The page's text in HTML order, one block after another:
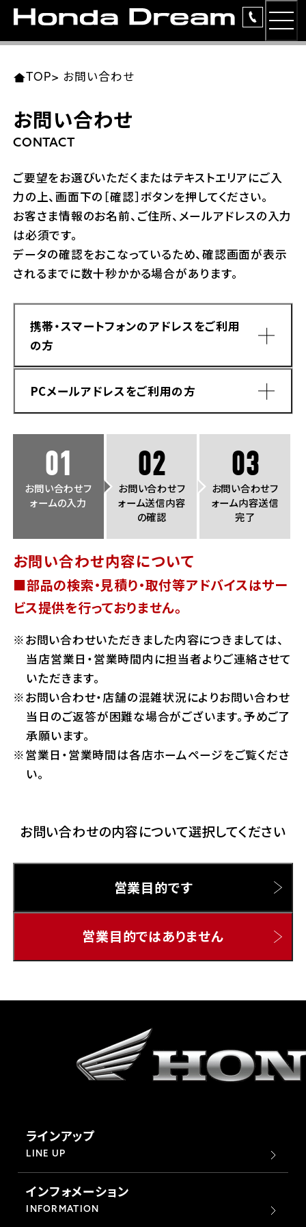
ラインアップ
安心のサービス
レンタルバイク
洋用品
イベント
お問い合わせ
TOP> お問い合わせ
お問い合わせ
CONTACT
ご要望をお選びいただくまたはテキストエリアにご入
力の上、画面下の［確認］ボタンを押してください。
お客さま情報のお名前、ご住所、メールアドレスの入力
は必須です。
データの確認をおこなっているため、確認画面が表示
されるまでに数十秒かかる場合があります。
携帯・スマートフォンのアドレスをご利用
の方
ドメイン指定受信手順
PCメールアドレスをご利用の方
Yahoo!メールをご利用の方
Hotmailをご利用の方
Gmailをご利用の方
01
お問い合わせフ
ォームの入力
02
お問い合わせフ
ォーム送信内容
の確認
03
お問い合わせフ
ォーム内容送信
完了
お問い合わせ内容について
■部品の検索・見積り・取付等アドバイスはサー
ビス提供を行っておりません。
お問い合わせいただきました内容につきましては、
当店営業日・営業時間内に担当者よりご連絡させて
いただきます。
お問い合わせ・店舗の混雑状況によりお問い合わせ
当日のご返答が困難な場合がございます。予めご了
承願います。
営業日・営業時間は各店ホームページをご覧くださ
い。
お問い合わせの内容について選択してください
営業目的です
営業目的ではありません
ラインアップ
LINE UP
インフォメーション
INFORMATION
東北エリア 店舗一覧
岩手県
宮城県
ホンダドリーム 仙台泉
福島県
関東エリア 店舗一覧
東京都
ホンダドリーム 西東京
ホンダドリーム 練馬
ホンダドリーム 板橋
ホンダドリーム 大田
ホンダドリーム 立川
ホンダドリーム 磯子
ホンダドリーム 横浜都筑
ホンダドリーム 横浜旭
ホンダドリーム 川崎宮前
千葉県
ホンダドリーム 船橋
ホンダドリーム 松戸
埼玉県
ホンダドリーム 鴻巣
ホンダドリーム 狭山
ホンダドリーム 東浦和
ホンダドリーム 新座
茨城県
中部エリア 店舗一覧
愛知県
ホンダドリーム 名古屋南
ホンダドリーム 小牧
ホンダドリーム 名古屋東
ホンダドリーム 豊橋
ホンダドリーム 名古屋上小田井
ホンダドリーム 岐阜
近畿エリア 店舗一覧
大阪府
ホンダドリーム 箕面
ホンダドリーム 藤井寺
ホンダドリーム 東淀川
京都府
ホンダドリーム 京都伏見
ホンダドリーム 京都北山
ホンダドリーム 神戸灘
ホンダドリーム 尼崎
ホンダドリーム 姫路
ホンダドリーム 西宮甲子園
奈良県
ホンダドリーム 奈良
中国・四国エリア 店舗一覧
岡山県
広島県
ホンダドリーム 広島
徳島県
ホンダドリーム 高松
九州エリア 店舗一覧
福岡県
ホンダドリーム 福岡東
ホンダドリーム 久留米
ホンダドリーム 福岡春日
熊本県
ホンダドリーム 熊本